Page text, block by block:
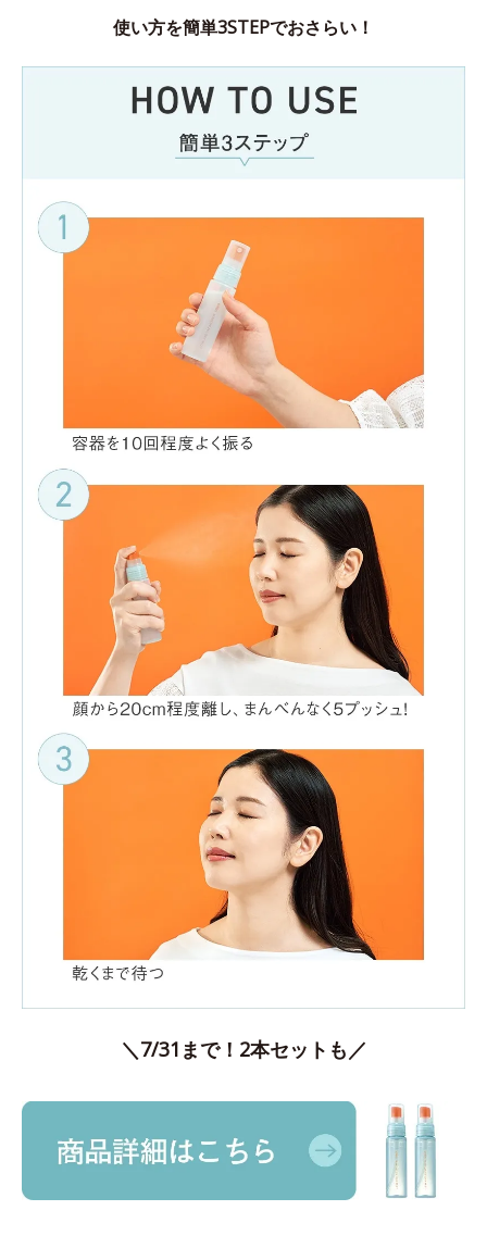
使い方を簡単3STEPでおさらい！
＼7/31まで！2本セットも／